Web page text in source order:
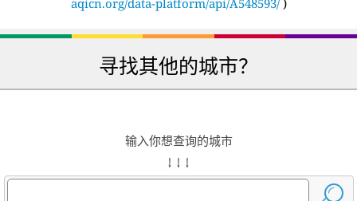
aqicn.org/data-platform/api/A548593/)
寻找其他的城市？
输入你想查询的城市
↓ ↓ ↓